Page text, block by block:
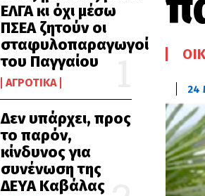
ΕΛΓΑ κι όχι μέσω
ΠΣΕΑ ζητούν οι
σταφυλοπαραγωγοί
του Παγγαίου
ΑΓΡΟΤΙΚΆ
Δεν υπάρχει, προς
το παρόν,
κίνδυνος για
συνένωση της
ΔΕΥΑ Καβάλας
24